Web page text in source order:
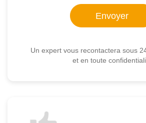
Un expert vous recontactera sous
et en toute